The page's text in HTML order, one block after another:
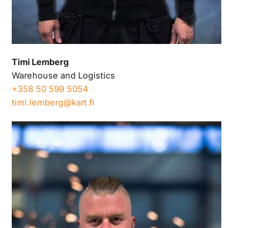
Timi Lemberg
Warehouse and Logistics
+358 50 599 5054
timi.lemberg@kart.fi